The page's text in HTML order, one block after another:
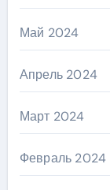
Май 2024
Апрель 2024
Март 2024
Февраль 2024